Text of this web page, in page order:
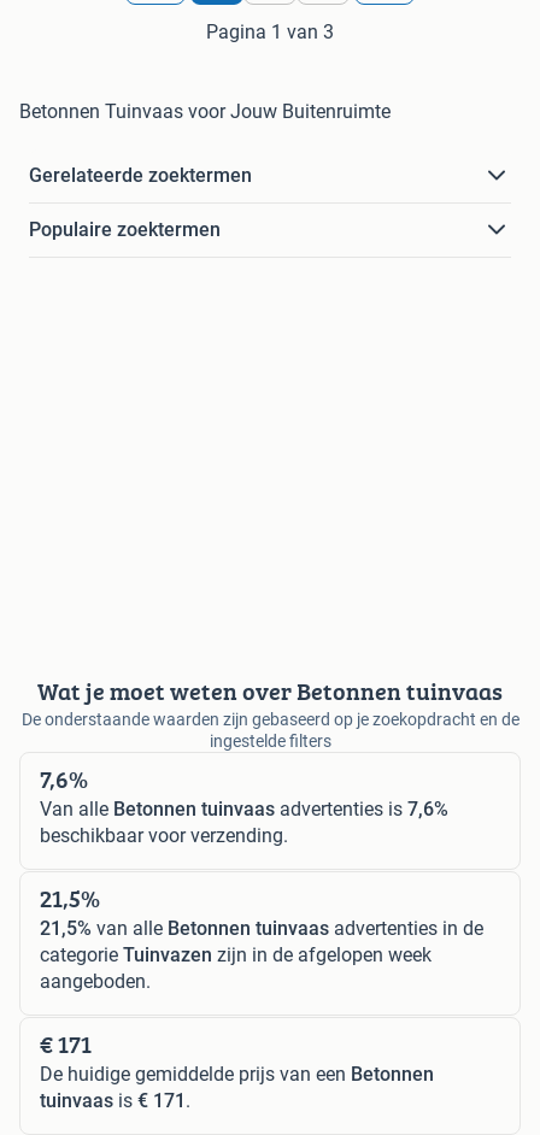
Pagina 1 van 3
Betonnen Tuinvaas voor Jouw Buitenruimte
Gerelateerde zoektermen
Populaire zoektermen
Wat je moet weten over Betonnen tuinvaas
De onderstaande waarden zijn gebaseerd op je zoekopdracht en de
ingestelde filters
7,6%
Van alle Betonnen tuinvaas advertenties is 7,6%
beschikbaar voor verzending.
21,5%
21,5% van alle Betonnen tuinvaas advertenties in de
categorie Tuinvazen zijn in de afgelopen week
aangeboden.
€ 171
De huidige gemiddelde prijs van een Betonnen
tuinvaas is € 171 .